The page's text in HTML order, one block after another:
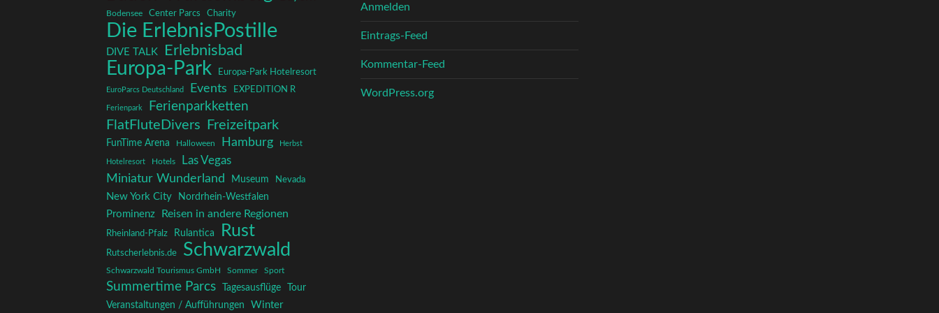
Bodensee Center Parcs Charity
Die ErlebnisPostille
DIVE TALK Erlebnisbad
Europa-Park Europa-Park Hotelresort
EuroParcs Deutschland Events EXPEDITION R
Ferienpark Ferienparkketten
FlatFluteDivers Freizeitpark
FunTime Arena Halloween Hamburg Herbst
Hotelresort Hotels
Las Vegas
Miniatur Wunderland
Museum Nevada
New York City Nordrhein-Westfalen
Prominenz Reisen in andere Regionen
Rheinland-Pfalz Rulantica Rust
Rutscherlebnis.de Schwarzwald
Schwarzwald Tourismus GmbH Sommer Sport
Summertime Parcs Tagesausflüge
Tour
Veranstaltungen / Aufführungen
Winter
Anmelden
Eintrags-Feed
Kommentar-Feed
WordPress.org